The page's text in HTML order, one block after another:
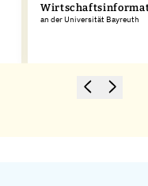
an der Universität Bayreuth